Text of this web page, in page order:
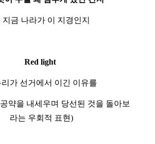
지금 나라가 이 지경인지
Red light
가 선거에서 이긴 이유를
약을 내세우며 당선된 것을 돌아보
라는 우회적 표현)